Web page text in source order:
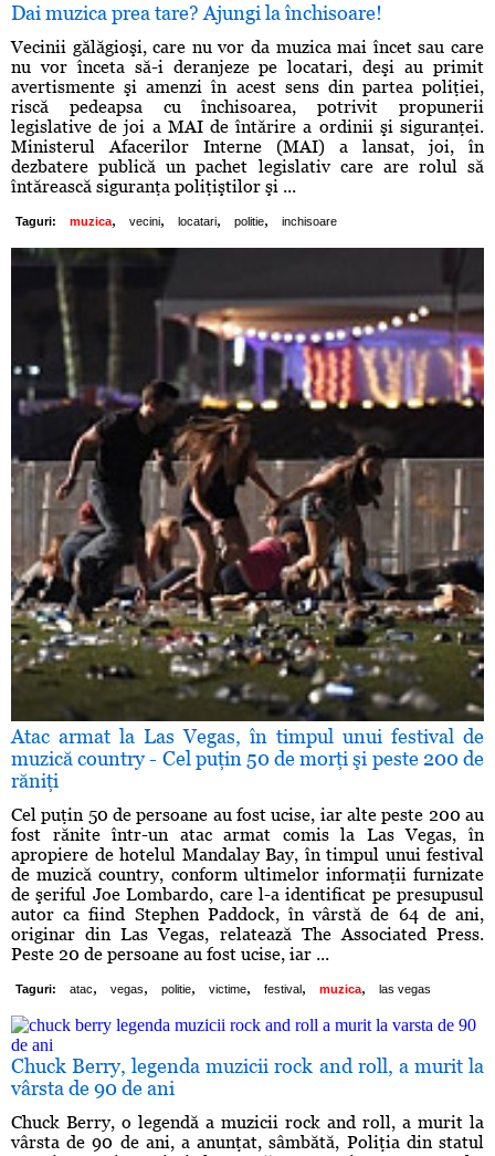
Dai muzica prea tare? Ajungi la închisoare!
Vecinii gălăgioşi, care nu vor da muzica mai încet sau care
nu vor înceta să-i deranjeze pe locatari, deşi au primit
avertismente şi amenzi în acest sens din partea poliţiei,
riscă pedeapsa cu închisoarea, potrivit propunerii
legislative de joi a MAI de întărire a ordinii şi siguranţei.
Ministerul Afacerilor Interne (MAI) a lansat, joi, în
dezbatere publică un pachet legislativ care are rolul să
întărească siguranţa poliţiştilor şi ...
Taguri: muzica, vecini, locatari, politie, inchisoare
Atac armat la Las Vegas, în timpul unui festival de
muzică country - Cel puţin 50 de morţi şi peste 200 de
răniţi
Cel puţin 50 de persoane au fost ucise, iar alte peste 200 au
fost rănite într-un atac armat comis la Las Vegas, în
apropiere de hotelul Mandalay Bay, în timpul unui festival
de muzică country, conform ultimelor informaţii furnizate
de şeriful Joe Lombardo, care l-a identificat pe presupusul
autor ca fiind Stephen Paddock, în vârstă de 64 de ani,
originar din Las Vegas, relatează The Associated Press.
Peste 20 de persoane au fost ucise, iar ...
Taguri: atac, vegas, politie, victime, festival , muzica, las vegas
Chuck Berry, legenda muzicii rock and roll, a murit la
vârsta de 90 de ani
Chuck Berry, o legendă a muzicii rock and roll, a murit la
vârsta de 90 de ani, a anunţat, sâmbătă, Poliţia din statul